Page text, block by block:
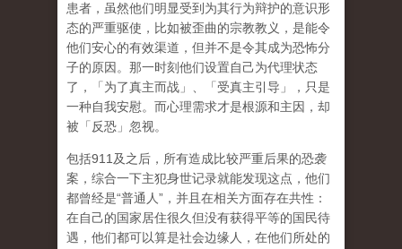
患者，虽然他们明显受到为其行为辩护的意识形
态的严重驱使 ，比如被歪曲的宗教教义，是能令
他们安心的有效渠道，但并不是令其成为恐怖分
子的原因。那一时刻他们设置自己为代理状态
了，「为了真主而战」、「受真主引导」，只是
一种自我安慰。而心理需求才是根源和主因，却
被「反恐」忽视。
包括911及之后，所有造成比较严重后果的恐袭
案，综合一下主犯身世记录就能发现这点，他们
都曾经是“普通人”，并且在相关方面存在共性 ：
在自己的国家居住很久但没有获得平等的国民待
遇，他们都可以算是社会边缘人，在他们所处的